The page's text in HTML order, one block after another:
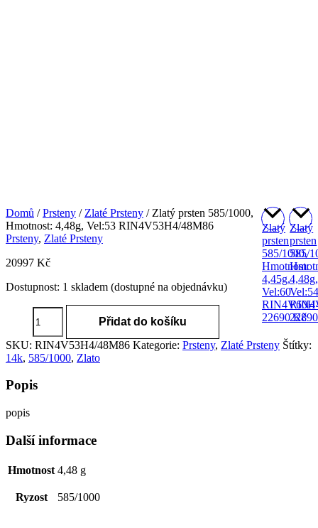
Zlatý
prsten
585/1000,
Hmotnost:
4,45g,
Vel:60
22690Kč
Zlatý
prsten
585/
4,48g,
Domů /Prsteny / Zlaté Prsteny / Zlatý prsten 585/1000,
Hmotnost: 4,48g, Vel:53 RIN4V53H4/48M86
Prsteny, Zlaté Prsteny
20997 Kč
Dostupnost: 1 skladem (dostupné na objednávku)
585/1000,
Hmotnost:
4,48g,
RIN4V53H4/48M86
Přidat do košíku
SKU: RIN4V53H4/48M86 Kategorie: Prsteny, Zlaté Prsteny Štítky:
14k, 585/1000, Zlato
Popis
popis
Další informace
Hmotnost 4,48 g
Ryzost 585/1000